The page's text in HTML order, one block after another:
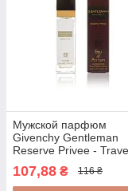
Мужской парфюм
Givenchy Gentleman
Reserve Privee -
107,88 ₴ 116 ₴